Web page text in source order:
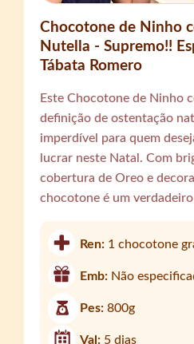
Chocotone de Ninho
Nutella - Supremo!!
Tábata Romero
Este Chocotone de Ninho
definição de ostentação
imperdível para quem
lucrar neste Natal. Com
cobertura de Oreo e
chocotone é um
Ren: 1 chocotone
Emb: Não
Pes:800g
Val: 5 dias